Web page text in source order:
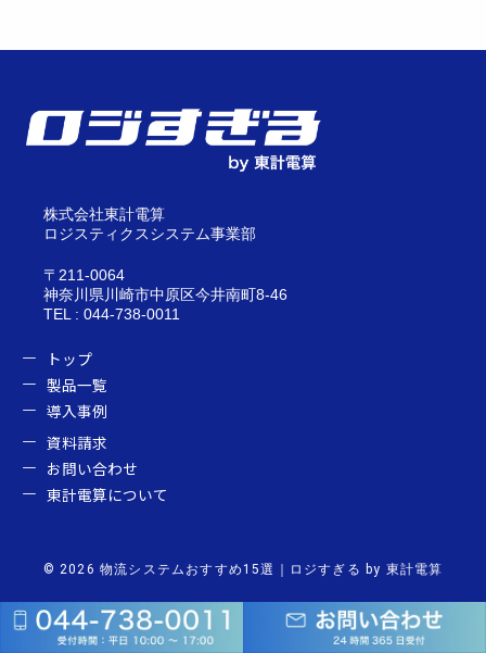
株式会社東計電算
ロジスティクスシステム事業部
〒211-0064
神奈川県川崎市中原区今井南町8-46
TEL : 044-738-0011
トップ
製品一覧
導入事例
資料請求
お問い合わせ
東計電算について
© 2026 物流システムおすすめ15選｜ロジすぎる by 東計電算